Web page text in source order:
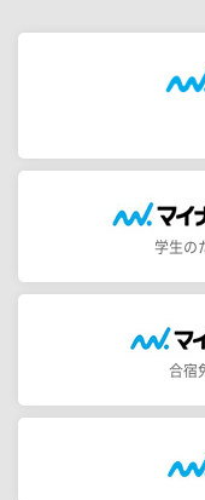
学生の
合宿